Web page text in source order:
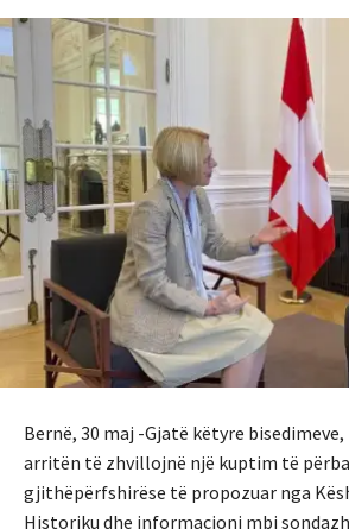
Bernë, 30 maj -Gjatë këtyre bisedimeve,
arritën të zhvillojnë një kuptim të
gjithëpërfshirëse të propozuar nga
Historiku dhe informacioni mbi